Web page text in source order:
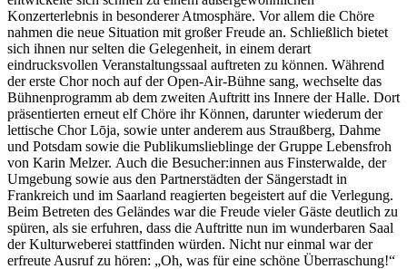
Konzerterlebnis in besonderer Atmosphäre. Vor allem die Chöre
nahmen die neue Situation mit großer Freude an. Schließlich bietet
sich ihnen nur selten die Gelegenheit, in einem derart
eindrucksvollen Veranstaltungssaal auftreten zu können. Während
der erste Chor noch auf der Open-Air-Bühne sang, wechselte das
Bühnenprogramm ab dem zweiten Auftritt ins Innere der Halle. Dort
präsentierten erneut elf Chöre ihr Können, darunter wiederum der
lettische Chor Lōja, sowie unter anderem aus Straußberg, Dahme
und Potsdam sowie die Publikumslieblinge der Gruppe Lebensfroh
von Karin Melzer. Auch die Besucher:innen aus Finsterwalde, der
Umgebung sowie aus den Partnerstädten der Sängerstadt in
Frankreich und im Saarland reagierten begeistert auf die Verlegung.
Beim Betreten des Geländes war die Freude vieler Gäste deutlich zu
spüren, als sie erfuhren, dass die Auftritte nun im wunderbaren Saal
der Kulturweberei stattfinden würden. Nicht nur einmal war der
erfreute Ausruf zu hören: „Oh, was für eine schöne Überraschung!“